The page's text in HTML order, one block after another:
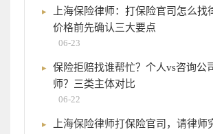
上海保险律师：打保险官司怎么找
价格前先确认三大要点
06-23
保险拒赔找谁帮忙？个人vs咨询公
师？三类主体对比
06-22
上海保险律师打保险官司，请律师